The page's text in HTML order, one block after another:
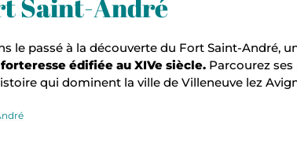
Saint-André
le passé à la découverte du Fort Saint-André,
édifiée au XIVe siècle. Parcourez
qui dominent la ville de Villeneuve lez